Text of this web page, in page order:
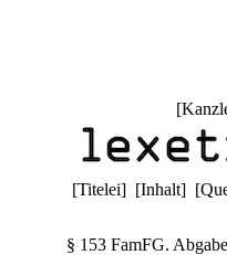
[
[Titelei] [Inhalt] [
§ 153 FamFG.